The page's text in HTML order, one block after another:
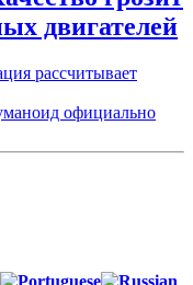
двигателей
рассчитывает
официально